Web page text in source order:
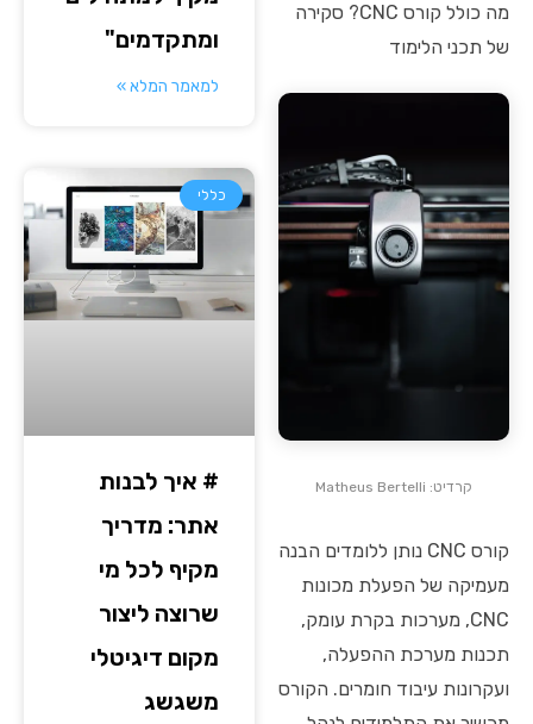
מה כולל קורס CNC? סקירה
של תכני הלימוד
קרדיט: Matheus Bertelli
קורס CNC נותן ללומדים הבנה
מעמיקה של הפעלת מכונות
CNC, מערכות בקרת עומק,
תכנות מערכת ההפעלה,
ועקרונות עיבוד חומרים. הקורס
ומתקדמים"
למאמר המלא »
כללי
# איך לבנות
אתר: מדריך
מקיף לכל מי
שרוצה ליצור
מקום דיגיטלי
משגשג